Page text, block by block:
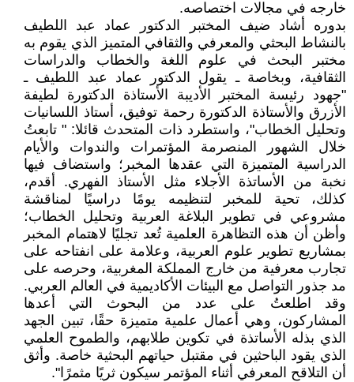
خارجه في مجالات اختصاصه.
بدوره أشاد ضيف المختبر الدكتور عماد عبد اللطيف
بالنشاط البحثي والمعرفي والثقافي المتميز الذي يقوم به
مختبر البحث في علوم اللغة والخطاب والدراسات
الثقافية، وبخاصة ـ يقول الدكتور عماد عبد اللطيف ـ
"جهود رئيسة المختبر الأديبة الأستاذة الدكتورة لطيفة
الأزرق والأستاذة الدكتورة رحمة توفيق، أستاذ اللسانيات
وتحليل الخطاب"، واستطرد ذات المتحدث قائلا: " تابعتُ
خلال الشهور المنصرمة المؤتمرات والندوات والأيام
الدراسية المتميزة التي عقدها المخبر؛ واستضاف فيها
نخبة من الأساتذة الأجلاء مثل الأستاذ الفهري. أقدم،
كذلك، تحية للمخبر لتنظيمه يومًا دراسيًا لمناقشة
مشروعي في تطوير البلاغة العربية وتحليل الخطاب؛
وأظن أن هذه التظاهرة العلمية تُعد تجليًا لاهتمام المخبر
بمشاريع تطوير علوم العربية، وعلامة على انفتاحه على
تجارب معرفية من خارج المملكة المغربية، وحرصه على
مد جذور التواصل مع البيئات الأكاديمية في العالم العربي.
وقد اطلعتُ على عدد من البحوث التي أعدها
المشاركون، وهي أعمال علمية متميزة حقًا، تبين الجهد
الذي بذله الأساتذة في تكوين طلابهم، والطموح العلمي
الذي يقود الباحثين في مقتبل حياتهم البحثية خاصة. وأثق
أن التلاقح المعرفي أثناء المؤتمر سيكون ثريًا مثمرًا".